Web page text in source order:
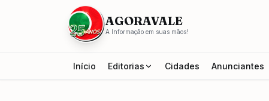
AGORAVALE
A Informação em suas mãos!
Início Editorias Cidades Anunciantes